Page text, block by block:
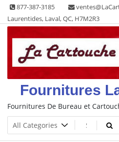
Skip
content
877-387-3185
Laurentides, Laval, QC, H7M2R3
Fournitures
Fournitures De Bureau et